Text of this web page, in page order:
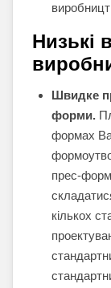
Низькі
Швидке
форми.
формах
прес-
кількох